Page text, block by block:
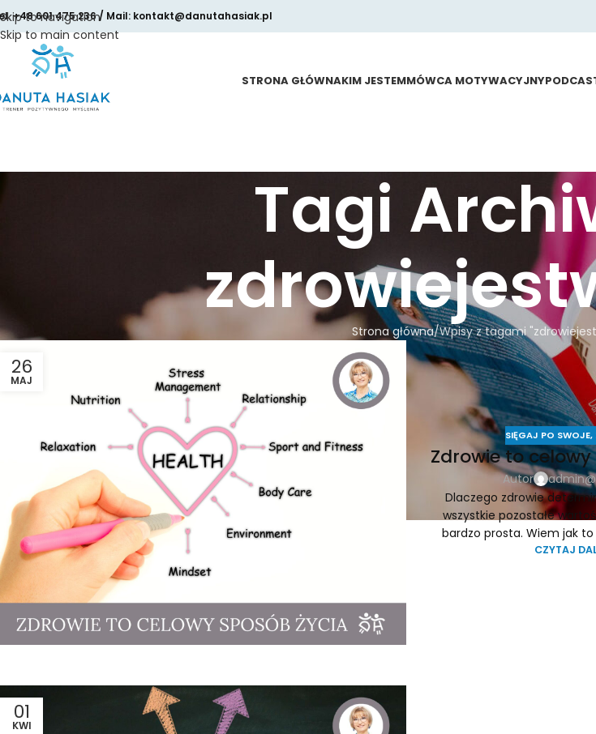
Skip to navigation
Skip to main content
+48 601 475 236 / Mail: kontakt@danutahasiak.pl
STRONA GŁÓWNAKIM JESTEMMÓWCA MOTYWACYJNY
Tagi
Strona główna Wpisy z tagami
26
MAJ
SIĘGAJ PO SWOJE,
Zdrowie to
Autor
Dlaczego zdrowie
wszystkie pozostałe
bardzo prosta. Wiem jak to
CZYTAJ
01
KWI